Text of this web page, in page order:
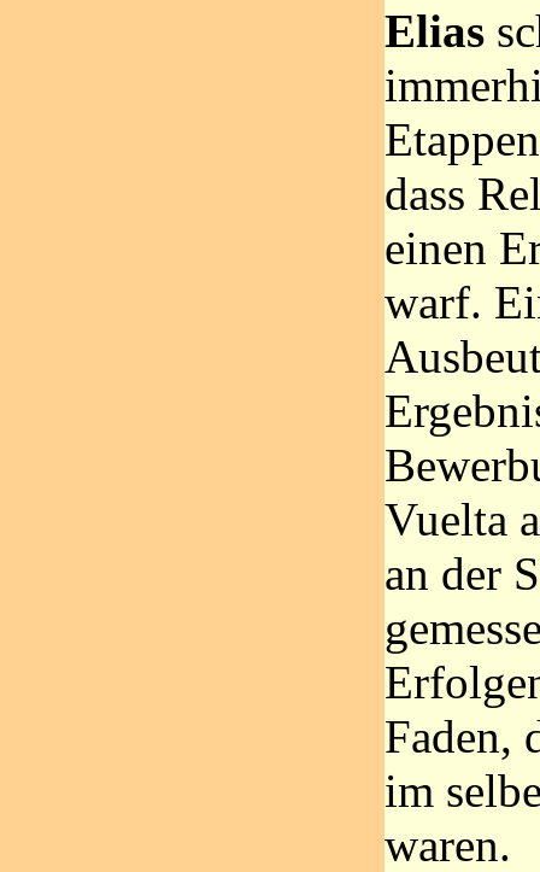
Elias
dass
einen
warf.
Vuelta
an der
Faden,
im
waren.